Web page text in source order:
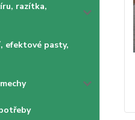
razítka,
efektové pasty,